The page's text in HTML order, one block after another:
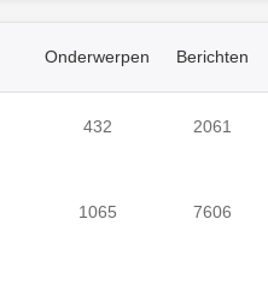
Onderwerpen Berichten
432 2061
1065 7606